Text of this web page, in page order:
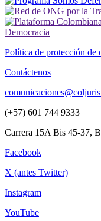
Política de protección de
Contáctenos
(+57) 601 744 9333
Carrera 15A Bis 45-37,
Facebook
X (antes Twitter)
Instagram
YouTube